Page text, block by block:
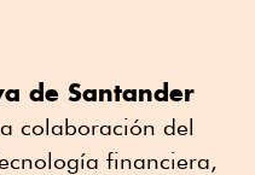
de Santander
colaboración del
financiera,